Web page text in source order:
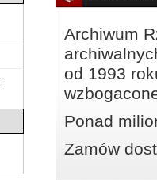
Archiwum
od 1993
Ponad
Zamów